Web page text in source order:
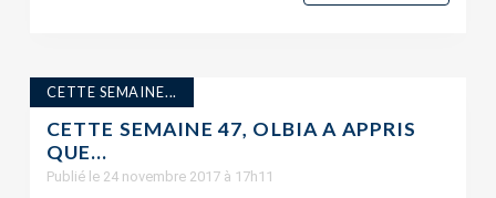
CETTE SEMAINE...
CETTE SEMAINE 47, OLBIA A APPRIS
QUE…
Publié le 24 novembre 2017 à 17h11